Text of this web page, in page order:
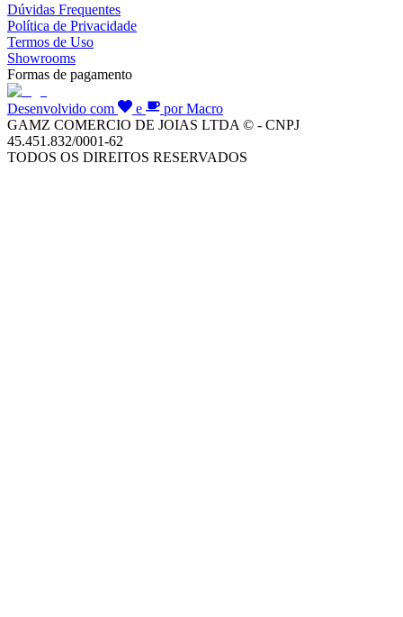
Dúvidas Frequentes
Política de Privacidade
Termos de Uso
Showrooms
Formas de pagamento
Desenvolvido com e
por Macro
GAMZ COMERCIO DE JOIAS LTDA © - CNPJ
45.451.832/0001-62
TODOS OS DIREITOS RESERVADOS